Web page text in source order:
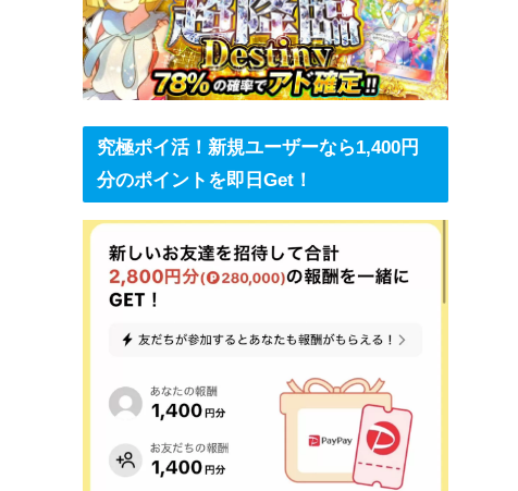
究極ポイ活！新規ユーザーなら1,400円
分のポイントを即日Get！